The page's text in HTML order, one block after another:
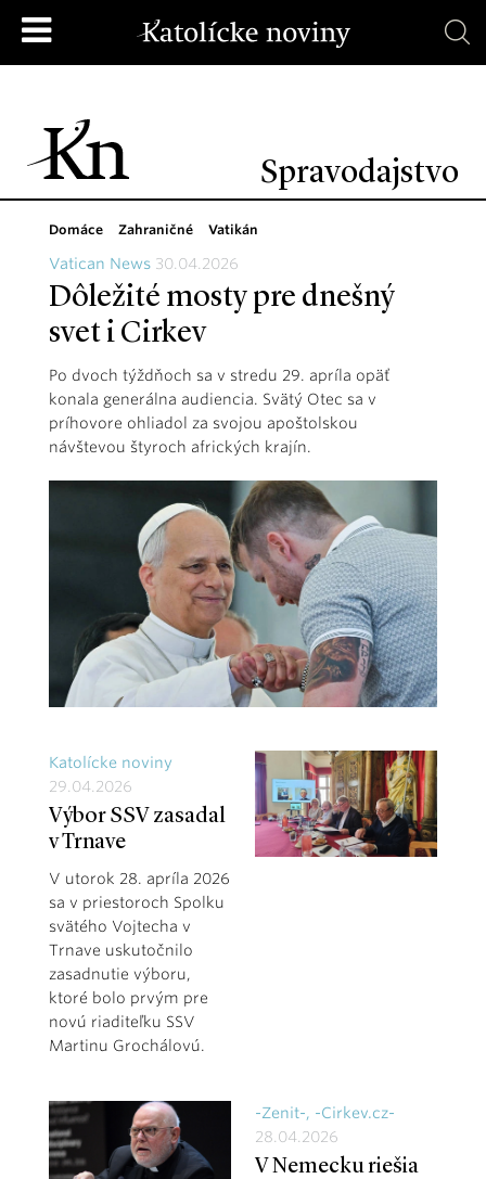
Spravodajstvo
Domáce Zahraničné Vatikán
Vatican News 30.04.2026
Dôležité mosty pre dnešný
svet i Cirkev
Po dvoch týždňoch sa v stredu 29. apríla opäť
konala generálna audiencia. Svätý Otec sa v
príhovore ohliadol za svojou apoštolskou
návštevou štyroch afrických krajín.
Katolícke noviny
29.04.2026
Výbor SSV zasadal
v Trnave
V utorok 28. apríla 2026
sa v priestoroch Spolku
svätého Vojtecha v
Trnave uskutočnilo
zasadnutie výboru,
ktoré bolo prvým pre
novú riaditeľku SSV
Martinu Grochálovú.
-Zenit-, -Cirkev.cz-
28.04.2026
V Nemecku riešia